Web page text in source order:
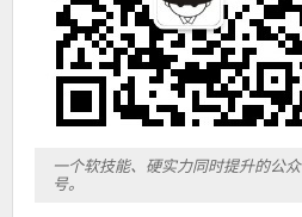
一个软技能、硬实力同时提升的公众
号。